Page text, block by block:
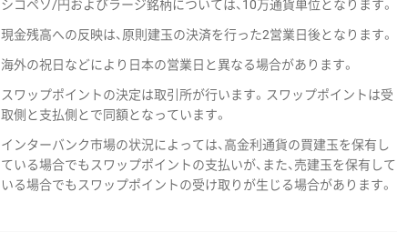
シコペソ/円およびラージ銘柄については、10万通貨単位となります。
現金残高への反映は、原則建玉の決済を行った2営業日後となります。
海外の祝日などにより日本の営業日と異なる場合があります。
スワップポイントの決定は取引所が行います。スワップポイントは受
取側と支払側とで同額となっています。
インターバンク市場の状況によっては、高金利通貨の買建玉を保有し
ている場合でもスワップポイントの支払いが、また、売建玉を保有して
いる場合でもスワップポイントの受け取りが生じる場合があります。